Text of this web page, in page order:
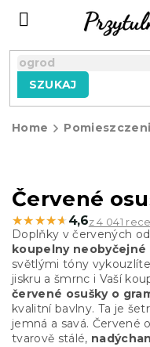
SZUKAJ
Home
Červené
★★★★★
★★★★★ 4,6z 4 041
Doplňky v červených
koupelny
světlými tóny
jiskru a šmrnc i Vaší
červené osušky o
kvalitní bavlny. Ta je
jemná a savá. Červené
tvarově stálé,